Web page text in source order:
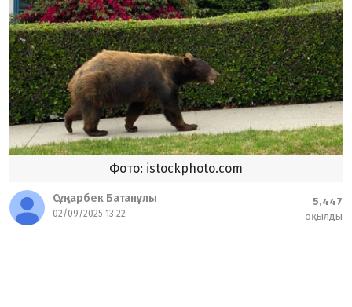
Фото: istockphoto.com
Сұңқарбек Батанұлы
02/09/2025 13:22
5,447
оқылды